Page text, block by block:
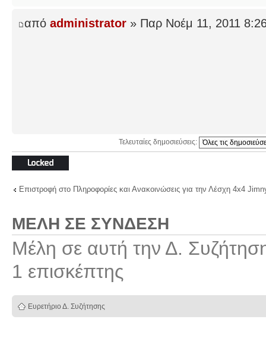
από administrator » Παρ Νοέμ 11, 2011
Τελευταίες δημοσιεύσεις:
Το θέμα
κλειδώθηκε
Επιστροφή στο Πληροφορίες και Ανακοινώσεις για την Λέσχη 4x4
ΜΈΛΗ ΣΕ ΣΎΝΔΕΣΗ
Μέλη σε αυτή την Δ.
1 επισκέπτης
Ευρετήριο Δ. Συζήτησης